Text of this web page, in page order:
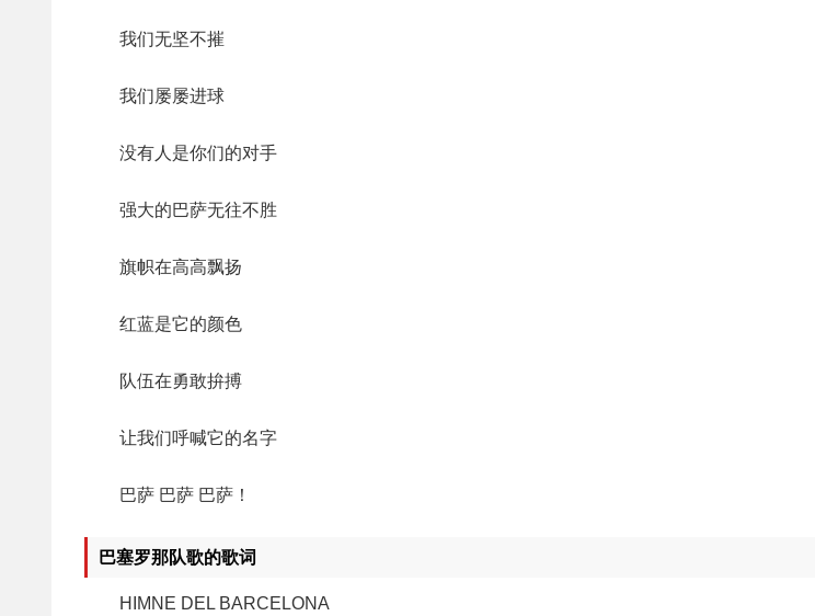
我们无坚不摧
我们屡屡进球
没有人是你们的对手
强大的巴萨无往不胜
旗帜在高高飘扬
红蓝是它的颜色
队伍在勇敢拚搏
让我们呼喊它的名字
巴萨 巴萨 巴萨！
巴塞罗那队歌的歌词
HIMNE DEL BARCELONA